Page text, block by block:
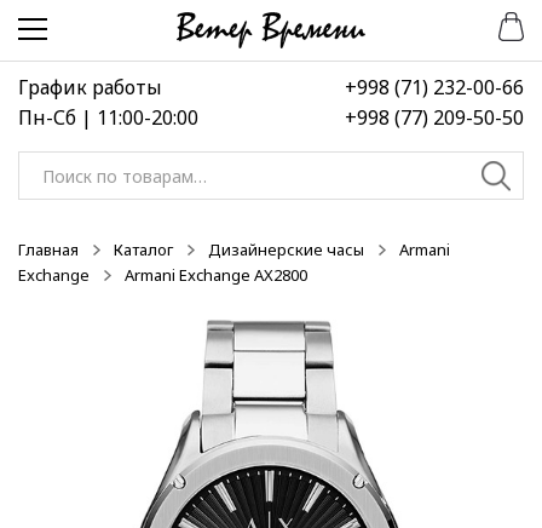
Перейти
навигации
Перейти
содержимому
График работы
Пн-Сб | 11:00-20:00
+998 (71) 232-00-66
+998 (77) 209-50-50
Искать:
Главная Каталог Дизайнерские часы
Armani
Exchange
Armani Exchange AX2800